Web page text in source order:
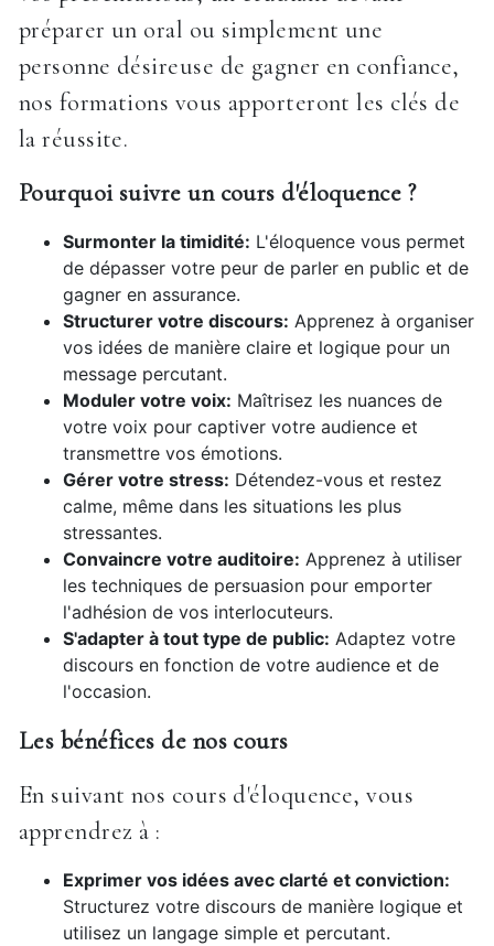
préparer un oral ou simplement une
personne désireuse de gagner en confiance,
nos formations vous apporteront les clés de
la réussite.
Pourquoi suivre un cours d'éloquence ?
Surmonter la timidité: L'éloquence vous permet
de dépasser votre peur de parler en public et de
gagner en assurance.
Structurer votre discours: Apprenez à organiser
vos idées de manière claire et logique pour un
message percutant.
Moduler votre voix: Maîtrisez les nuances de
votre voix pour captiver votre audience et
transmettre vos émotions.
Gérer votre stress: Détendez-vous et restez
calme, même dans les situations les plus
stressantes.
Convaincre votre auditoire: Apprenez à utiliser
les techniques de persuasion pour emporter
l'adhésion de vos interlocuteurs.
S'adapter à tout type de public: Adaptez votre
discours en fonction de votre audience et de
l'occasion.
Les bénéfices de nos cours
En suivant nos cours d'éloquence, vous
apprendrez à :
Exprimer vos idées avec clarté et conviction:
Structurez votre discours de manière logique et
utilisez un langage simple et percutant.